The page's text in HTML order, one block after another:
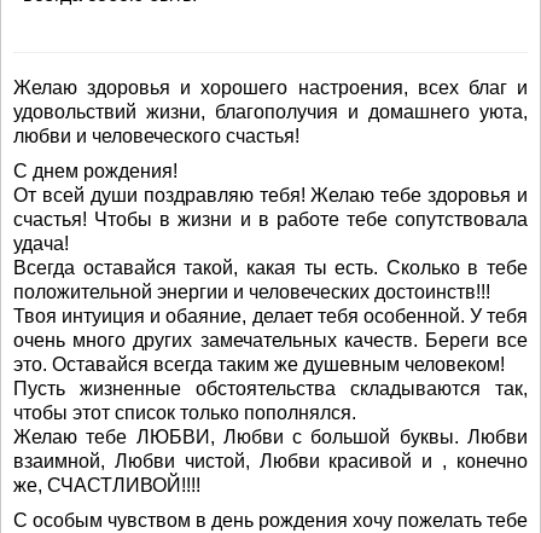
Желаю здоровья и хорошего настроения, всех благ и
удовольствий жизни, благополучия и домашнего уюта,
любви и человеческого счастья!
С днем рождения!
От всей души поздравляю тебя! Желаю тебе здоровья и
счастья! Чтобы в жизни и в работе тебе сопутствовала
удача!
Всегда оставайся такой, какая ты есть. Сколько в тебе
положительной энергии и человеческих достоинств!!!
Твоя интуиция и обаяние, делает тебя особенной. У тебя
очень много других замечательных качеств. Береги все
это. Оставайся всегда таким же душевным человеком!
Пусть жизненные обстоятельства складываются так,
чтобы этот список только пополнялся.
Желаю тебе ЛЮБВИ, Любви с большой буквы. Любви
взаимной, Любви чистой, Любви красивой и , конечно
же, СЧАСТЛИВОЙ!!!!
С особым чувством в день рождения хочу пожелать тебе